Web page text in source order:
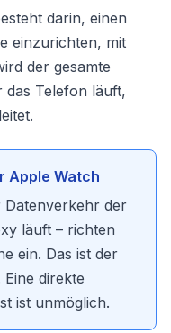
darin, einen
einzurichten, mit
der gesamte
Telefon läuft,
Apple Watch
Datenverkehr der
läuft – richten
ein. Das ist der
direkte
ist unmöglich.